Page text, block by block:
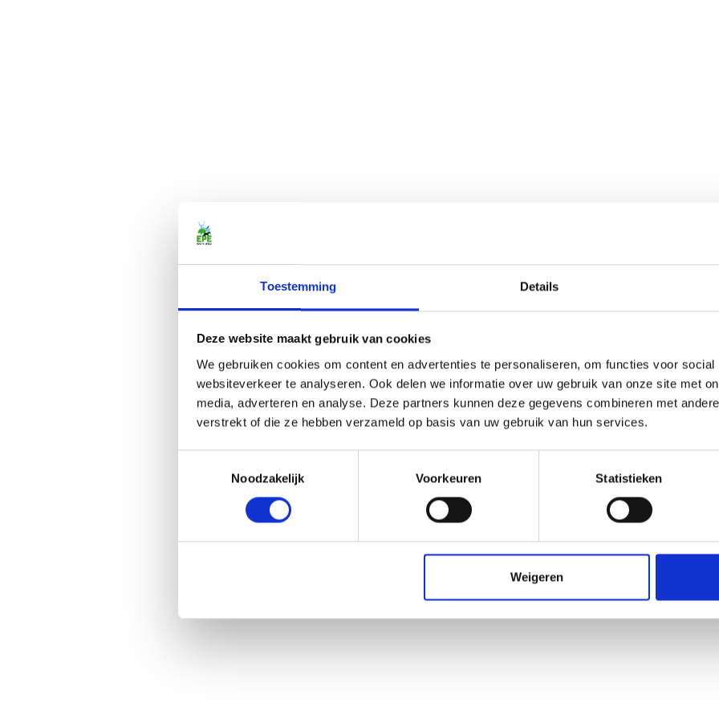
Toestemming Details
Deze website maakt gebruik van cookies
We gebruiken cookies om content en advertenties te personaliseren, om functies voor
websiteverkeer te analyseren. Ook delen we informatie over uw gebruik van onze site met
media, adverteren en analyse. Deze partners kunnen deze gegevens combineren met
verstrekt of die ze hebben verzameld op basis van uw gebruik van hun services.
Noodzakelijk
Voorkeuren Statistieken
Weigeren